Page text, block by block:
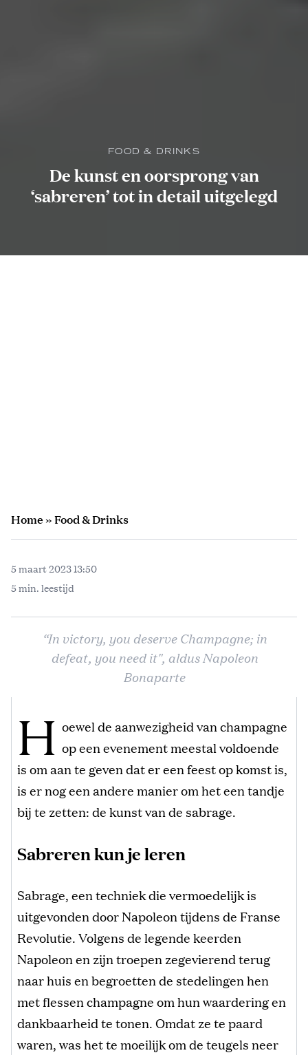
FOOD & DRINKS
De kunst en oorsprong van
‘sabreren’ tot in detail uitgelegd
Home»Food & Drinks
5 maart 2023 13:50
5 min. leestijd
“In victory, you deserve Champagne; in
defeat, you need it", aldus Napoleon
Bonaparte
H oewel de aanwezigheid van champagne
op een evenement meestal voldoende
is om aan te geven dat er een feest op komst is,
is er nog een andere manier om het een tandje
bij te zetten: de kunst van de sabrage.
Sabreren kun je leren
Sabrage, een techniek die vermoedelijk is
uitgevonden door Napoleon tijdens de Franse
Revolutie. Volgens de legende keerden
Napoleon en zijn troepen zegevierend terug
naar huis en begroetten de stedelingen hen
met flessen champagne om hun waardering en
dankbaarheid te tonen. Omdat ze te paard
waren, was het te moeilijk om de teugels neer